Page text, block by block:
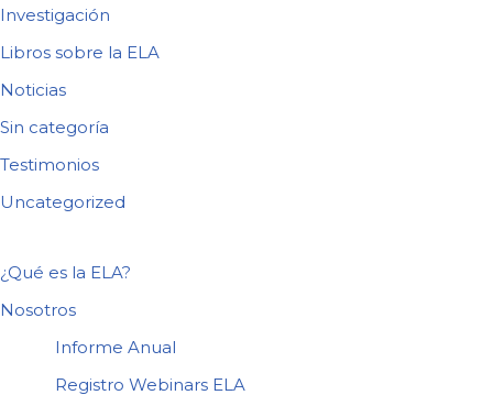
Investigación
Libros sobre la ELA
Noticias
Sin categoría
Testimonios
Uncategorized
¿Qué es la ELA?
Nosotros
Informe Anual
Registro Webinars ELA